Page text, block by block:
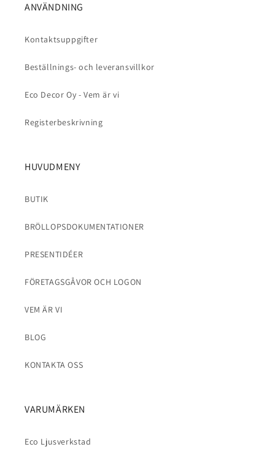
ANVÄNDNING
Kontaktsuppgifter
Beställnings- och leveransvillkor
Eco Decor Oy - Vem är vi
Registerbeskrivning
HUVUDMENY
BUTIK
BRÖLLOPSDOKUMENTATIONER
PRESENTIDÉER
FÖRETAGSGÅVOR OCH LOGON
VEM ÄR VI
BLOG
KONTAKTA OSS
VARUMÄRKEN
Eco Ljusverkstad